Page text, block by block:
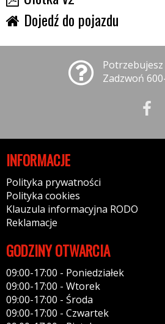
Dojedź do pojazdu
Potrzebujesz
Zadzwoń
INFORMACJE
Polityka prywatności
Polityka cookies
Klauzula informacyjna RODO
Reklamacje
GODZINY OTWARCIA
09:00-17:00 - Poniedziałek
09:00-17:00 - Wtorek
09:00-17:00 - Środa
09:00-17:00 - Czwartek